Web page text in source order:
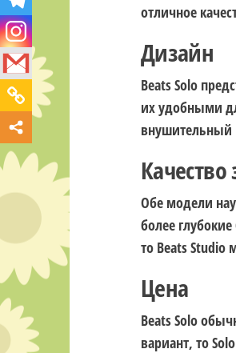
отличное
Дизайн
Beats Solo
их удобными
внушительный
Качество
Обе модели
более
то Beats
Цена
Beats Solo
вариант, то